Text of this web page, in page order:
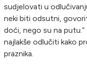
sudjelovati u
neki biti odsutni,
doći, nego su na
najlakše odlučiti kako
praznika.